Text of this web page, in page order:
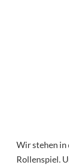
Wir stehen in
Rollenspiel.